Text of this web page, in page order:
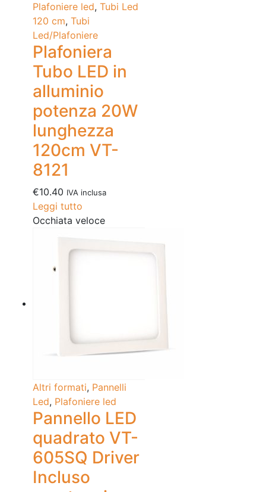
Plafoniere led, Tubi Led
120 cm, Tubi
Led/Plafoniere
Plafoniera
Tubo LED in
alluminio
potenza 20W
lunghezza
120cm VT-
8121
€10.40 IVA inclusa
Leggi tutto
Occhiata veloce
Altri formati, Pannelli
Led, Plafoniere led
Pannello LED
quadrato VT-
605SQ Driver
Incluso